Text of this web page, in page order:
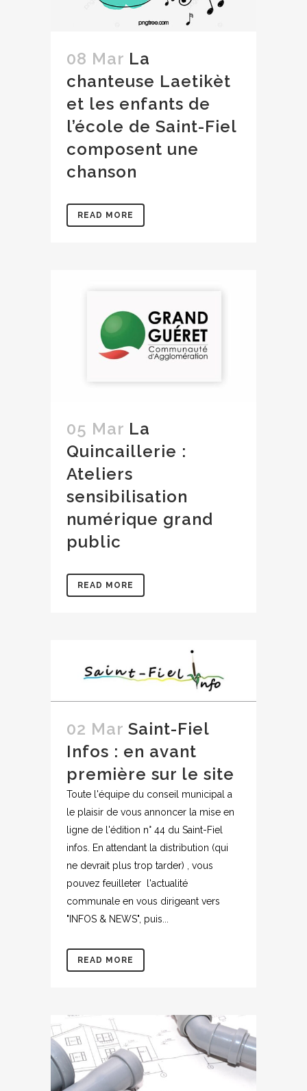
08 Mar La
chanteuse Laetikèt
et les enfants de
l’école de Saint-Fiel
composent une
chanson
READ MORE
05 Mar La
Quincaillerie :
Ateliers
sensibilisation
numérique grand
public
READ MORE
02 Mar Saint-Fiel
Infos : en avant
première sur le site
Toute l'équipe du conseil municipal a
le plaisir de vous annoncer la mise en
ligne de l'édition n° 44 du Saint-Fiel
infos. En attendant la distribution (qui
ne devrait plus trop tarder) , vous
pouvez feuilleter l'actualité
communale en vous dirigeant vers
"INFOS & NEWS", puis...
READ MORE